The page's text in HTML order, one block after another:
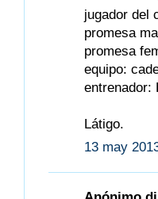
jugador del
promesa
promesa
equipo:
entrenador:
Látigo.
13 may